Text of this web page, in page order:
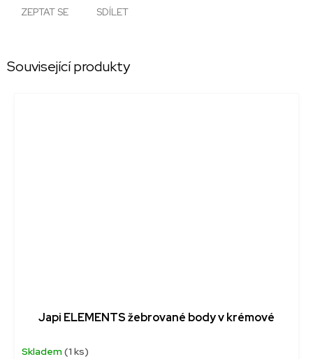
ZEPTAT SE SDÍLET
Související produkty
Japi ELEMENTS žebrované body v krémové
Skladem(1 ks)